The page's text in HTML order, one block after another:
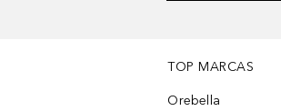
TOP MARCAS
Orebella